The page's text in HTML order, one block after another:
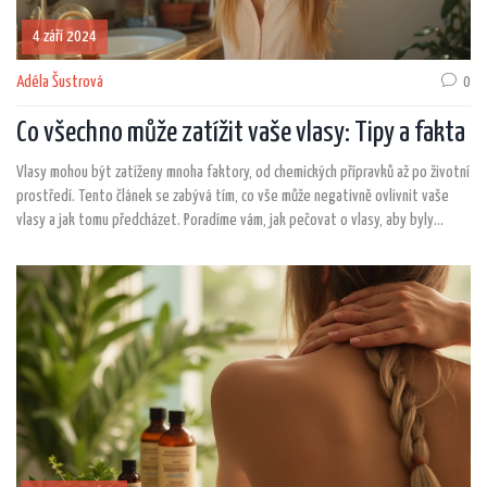
4 září 2024
Adéla Šustrová 0
Co všechno může zatížit vaše vlasy: Tipy a fakta
Vlasy mohou být zatíženy mnoha faktory, od chemických přípravků až po životní
prostředí. Tento článek se zabývá tím, co vše může negativně ovlivnit vaše
vlasy a jak tomu předcházet. Poradíme vám, jak pečovat o vlasy, aby byly